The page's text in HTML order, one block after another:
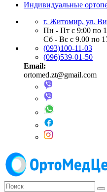
Индивидуальные
г. Житомир, ул.
Пн - Пт с 9:00 по
Сб - Вс с 9.00 по
(093)100-11-03
(096)539-01-50
Email:
ortomed.zt@gmail.com